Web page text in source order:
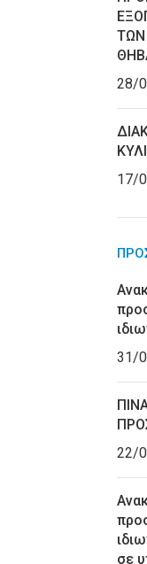
ΤΩΝ
28/
17/
31/
22/
σε